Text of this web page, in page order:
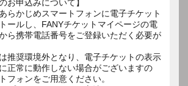
お申込みについて】
らかじめスマートフォンに電子チケット
ールし、FANYチケットマイページの電
ら携帯電話番号をご登録いただく必要が
推奨環境外となり、電子チケットの表示
正常に動作しない場合がございますの
フォンをご用意ください。